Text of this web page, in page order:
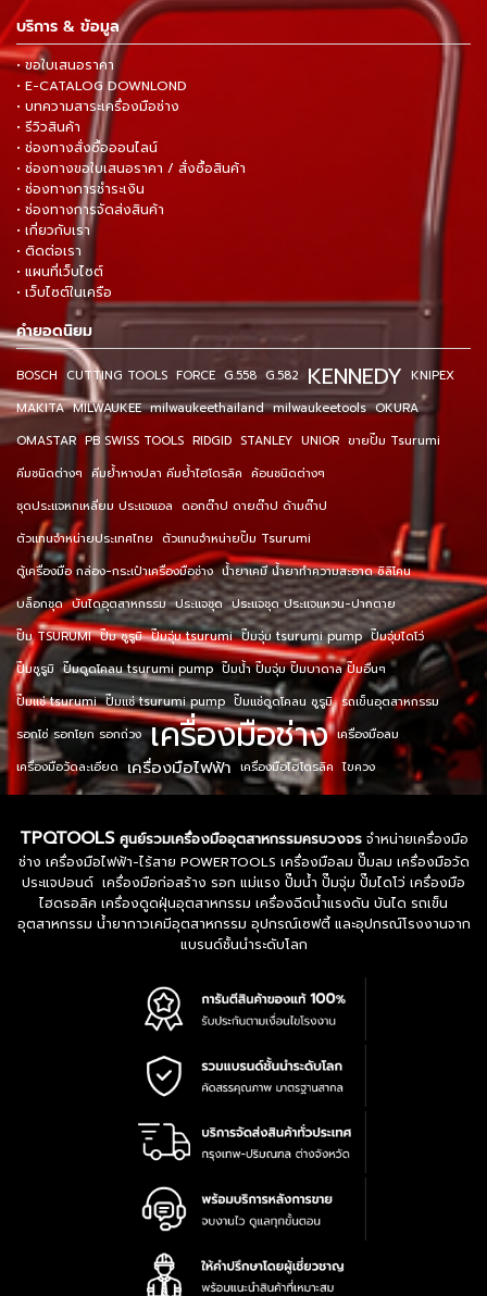
บริการ & ข้อมูล
• ขอใบเสนอราคา
• E-CATALOG DOWNLOND
• บทความสาระเครื่องมือช่าง
• รีวิวสินค้า
• ช่องทางสั่งซื้อออนไลน์
• ช่องทางขอใบเสนอราคา / สั่งซื้อสินค้า
• ช่องทางการชำระเงิน
• ช่องทางการจัดส่งสินค้า
• เกี่ยวกับเรา
• ติดต่อเรา
• แผนที่เว็บไซต์
• เว็บไซต์ในเครือ
คำยอดนิยม
BOSCH CUTTING TOOLS FORCE G.558 G.582 KENNEDY KNIPEX
MAKITA MILWAUKEE milwaukeethailand milwaukeetools OKURA
OMASTAR PB SWISS TOOLS RIDGID STANLEY UNIOR ขายปั๊ม Tsurumi
คีมชนิดต่างๆ คีมย้ำหางปลา คีมย้ำไฮโดรลิค ค้อนชนิดต่างๆ
ชุดประแจหกเหลี่ยม ประแจแอล ดอกต๊าป ดายต๊าป ด้ามต๊าป
ตัวแทนจำหน่ายประเทศไทย ตัวแทนจำหน่ายปั๊ม Tsurumi
ตู้เครื่องมือ กล่อง-กระเป๋าเครื่องมือช่าง น้ำยาเคมี น้ำยาทำความสะอาด ซิลิโคน
บล็อกชุด บันไดอุตสาหกรรม ประแจชุด ประแจชุด ประแจแหวน-ปากตาย
ปั๊ม TSURUMI ปั๊ม ซูรูมิ ปั๊มจุ่ม tsurumi ปั๊มจุ่ม tsurumi pump ปั๊มจุ่มไดโว่
ปั๊มซูรูมิ ปั๊มดูดโคลน tsurumi pump ปั๊มน้ำ ปั๊มจุ่ม ปั๊มบาดาล ปั๊มอื่นๆ
ปั๊มแช่ tsurumi ปั๊มแช่ tsurumi pump ปั๊มแช่ดูดโคลน ซูรูมิ รถเข็นอุตสาหกรรม
รอกโซ่ รอกโยก รอกถ่วง เครื่องมือช่าง เครื่องมือลม
เครื่องมือวัดละเอียด เครื่องมือไฟฟ้า เครื่องมือไฮโดรลิค ไขควง
TPQTOOLS ศูนย์รวมเครื่องมืออุตสาหกรรมครบวงจรจำหน่ายเครื่องมือ
ช่าง เครื่องมือไฟฟ้า-ไร้สาย POWERTOOLS เครื่องมือลม ปั๊มลม เครื่องมือวัด
ประแจปอนด์ เครื่องมือก่อสร้าง รอก แม่แรง ปั๊มน้ำ ปั๊มจุ่ม ปั๊มไดโว่ เครื่องมือ
ไฮดรอลิค เครื่องดูดฝุ่นอุตสาหกรรม เครื่องฉีดน้ำแรงดัน บันได รถเข็น
อุตสาหกรรม น้ำยากาวเคมีอุตสาหกรรม อุปกรณ์เซฟตี้ และอุปกรณ์โรงงานจาก
แบรนด์ชั้นนำระดับโลก